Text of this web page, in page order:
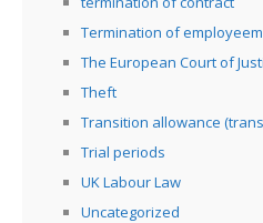
Termination of
The European Court of
Theft
Transition allowance
Trial periods
UK Labour Law
Uncategorized